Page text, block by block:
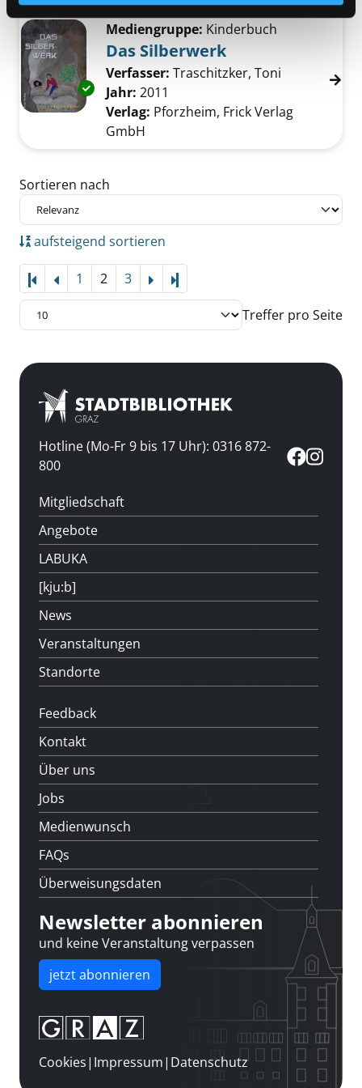
Exemplar-Details von Das Silberwerk
Mediengruppe: Kinderbuch
Das Silberwerk
Verfasser: Traschitzker, Toni Suche
Jahr: 2011
Verlag: Pforzheim, Frick Verlag
GmbH
Zu den Suchfiltern springen
Sortieren nach
aufsteigend sortieren
1 2 3
Treffer pro Seite
Hotline (Mo-Fr 9 bis 17 Uhr): 0316 872-
800
Mitgliedschaft
Angebote
LABUKA
[kju:b]
News
Veranstaltungen
Standorte
Feedback
Kontakt
Über uns
Jobs
Medienwunsch
FAQs
Überweisungsdaten
Newsletter abonnieren
und keine Veranstaltung verpassen
jetzt abonnieren
Cookies| Impressum| Datenschutz